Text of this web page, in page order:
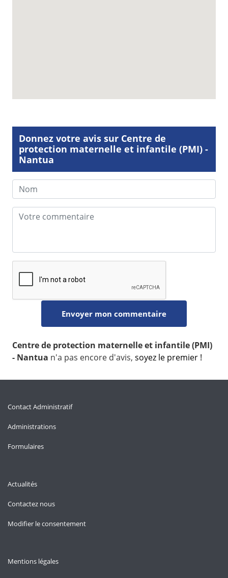
Donnez votre avis sur Centre de
protection maternelle et infantile (PMI) -
Nantua
Centre de protection maternelle et infantile (PMI)
- Nantua n'a pas encore d'avis, soyez le premier !
Contact Administratif
Administrations
Formulaires
Actualités
Contactez nous
Modifier le consentement
Mentions légales